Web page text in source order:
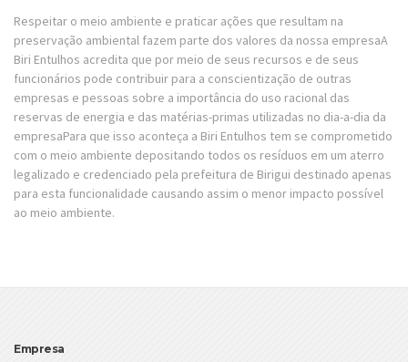
Respeitar o meio ambiente e praticar ações que resultam na
preservação ambiental fazem parte dos valores da nossa empresaA
Biri Entulhos acredita que por meio de seus recursos e de seus
funcionários pode contribuir para a conscientização de outras
empresas e pessoas sobre a importância do uso racional das
reservas de energia e das matérias-primas utilizadas no dia-a-dia da
empresaPara que isso aconteça a Biri Entulhos tem se comprometido
com o meio ambiente depositando todos os resíduos em um aterro
legalizado e credenciado pela prefeitura de Birigui destinado apenas
para esta funcionalidade causando assim o menor impacto possível
ao meio ambiente.
Empresa